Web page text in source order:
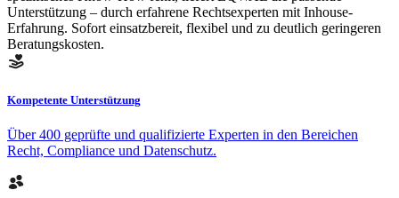
Unterstützung – durch erfahrene Rechtsexperten mit Inhouse-
Erfahrung. Sofort einsatzbereit, flexibel und zu deutlich geringeren
Beratungskosten.
Kompetente Unterstützung
Über 400 geprüfte und qualifizierte Experten in den Bereichen
Recht, Compliance und Datenschutz.